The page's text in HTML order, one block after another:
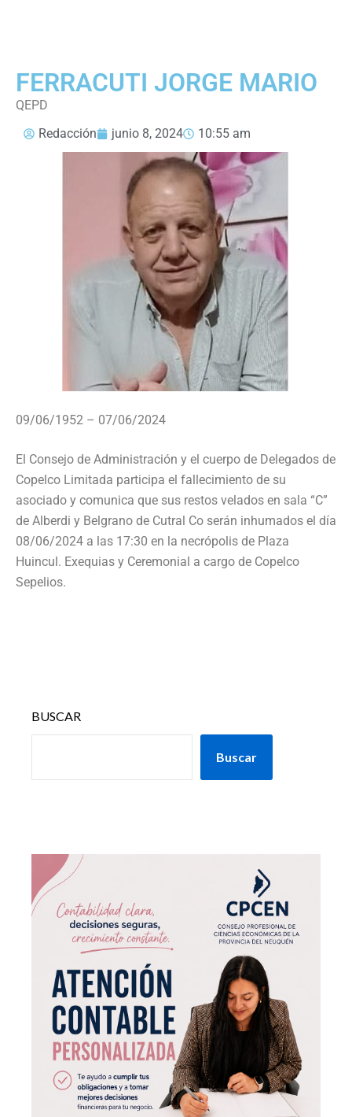
FERRACUTI JORGE MARIO
QEPD
Redacción
junio 8, 2024 10:55 am
09/06/1952 – 07/06/2024
El Consejo de Administración y el cuerpo de Delegados de
Copelco Limitada participa el fallecimiento de su
asociado y comunica que sus restos velados en sala “C”
de Alberdi y Belgrano de Cutral Co serán inhumados el día
08/06/2024 a las 17:30 en la necrópolis de Plaza
Huincul. Exequias y Ceremonial a cargo de Copelco
Sepelios.
BUSCAR
Buscar